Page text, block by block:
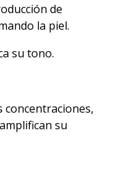
de
la piel.
su tono.
concentraciones,
su